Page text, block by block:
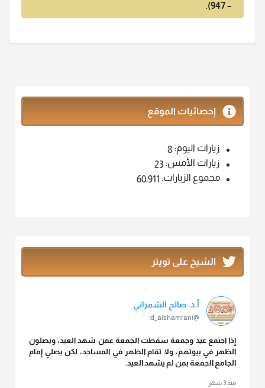
– 947).
إحصائيات الموقع
زيارات اليوم: 8
زيارات الأمس: 23
مجموع الزيارات: 60٬911
الشيخ على تويتر
أ.د. صالح الشمراني
@d_alshamrani
إذا اجتمع عيد وجمعة سقطت الجمعة عمن شهد العيد، ويصلون
الظهر في بيوتهم، ولا تقام الظهر في المساجد، لكن يصلي إمام
الجامع الجمعة بمن لم يشهد العيد.
منذ 3 شهر